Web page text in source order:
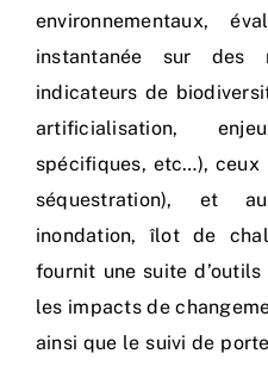
environnementaux,
instantanée sur des
indicateurs de
artificialisation,
spécifiques, etc…),
séquestration), et
inondation, îlot de
fournit une suite
les impacts de
ainsi que le suivi de